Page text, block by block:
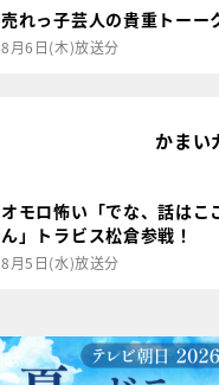
売れっ子芸人の貴重トーー
8月6日(木)放送分
かまい
オモロ怖い「でな、話はこ
ん」トラビス松倉参戦！
8月5日(水)放送分